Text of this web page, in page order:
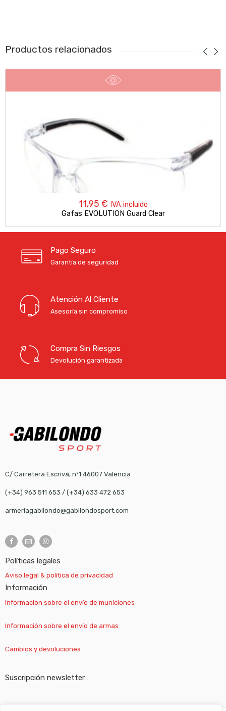
Productos relacionados
11,95 € IVA incluido
Gafas EVOLUTION Guard Clear
Pago Seguro
Garantía de seguridad
Atención Al Cliente
Asesoría sin compromiso
Compra Sin Riesgos
Devolución garantizada
C/ Carretera Escrivá, nº1 46007 Valencia
(+34) 963 511 653 / (+34) 633 472 653
armeriagabilondo@gabilondosport.com
Políticas legales
Aviso legal & política de privacidad
Información
Informacion sobre el envío de municiones
Información sobre el envío de armas
Cambios y devoluciones
Suscripción newsletter